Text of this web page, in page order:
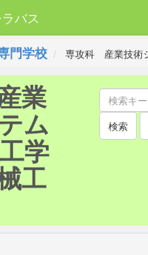
バス
門学校 専攻科 産業技術
業
ム
学
工
検索